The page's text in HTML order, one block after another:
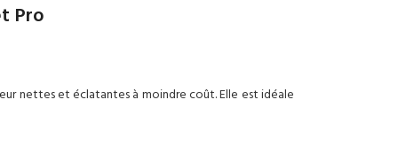
Pro
nettes et éclatantes à moindre coût. Elle est idéale